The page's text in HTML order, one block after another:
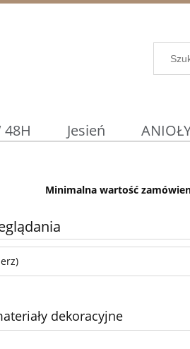
48H Jesień
Minimalna wartość
dekoracyjne